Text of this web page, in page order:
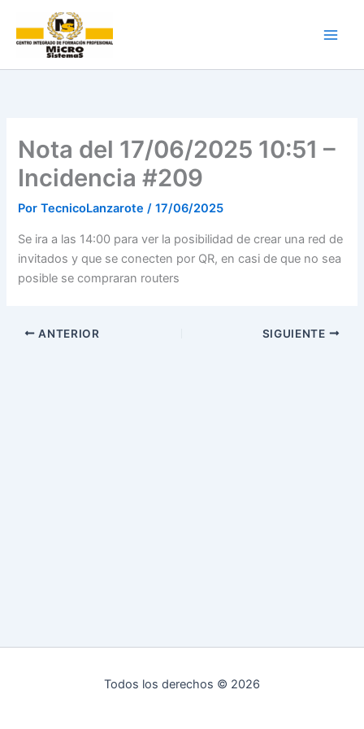
contenido
Nota del 17/06/2025 10:51 –
Incidencia #209
PorTecnicoLanzarote/17/06/2025
Se ira a las 14:00 para ver la posibilidad de crear una red de
invitados y que se conecten por QR, en casi de que no sea
posible se compraran routers
ANTERIOR SIGUIENTE
Todos los derechos © 2026